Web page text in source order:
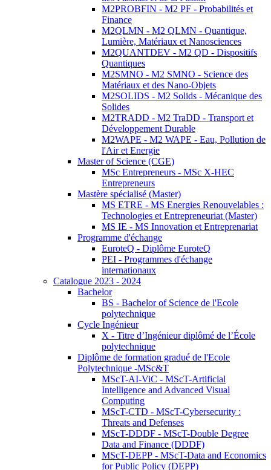
M2PROBFIN - M2 PF - Probabilités et
Finance
M2QLMN - M2 QLMN - Quantique,
Lumière, Matériaux et Nanosciences
M2QUANTDEV - M2 QD - Dispositifs
Quantiques
M2SMNO - M2 SMNO - Science des
Matériaux et des Nano-Objets
M2SOLIDS - M2 Solids - Mécanique des
Solides
M2TRADD - M2 TraDD - Transport et
Développement Durable
M2WAPE - M2 WAPE - Eau, Pollution de
l'Air et Energie
Master of Science (CGE)
MSc Entrepreneurs - MSc X-HEC
Entrepreneurs
Mastère spécialisé (Master)
MS ETRE - MS Energies Renouvelables :
Technologies et Entrepreneuriat (Master)
MS IE - MS Innovation et Entreprenariat
Programme d'échange
EuroteQ - Diplôme EuroteQ
PEI - Programmes d'échange
internationaux
Catalogue 2023 - 2024
Bachelor
BS - Bachelor of Science de l'Ecole
polytechnique
Cycle Ingénieur
X - Titre d’Ingénieur diplômé de l’École
polytechnique
Diplôme de formation gradué de l'Ecole
Polytechnique -MSc&T
MScT-AI-ViC - MScT-Artificial
Intelligence and Advanced Visual
Computing
MScT-CTD - MScT-Cybersecurity :
Threats and Defenses
MScT-DDDF - MScT-Double Degree
Data and Finance (DDDF)
MScT-DEPP - MScT-Data and Economics
for Public Policy (DEPP)